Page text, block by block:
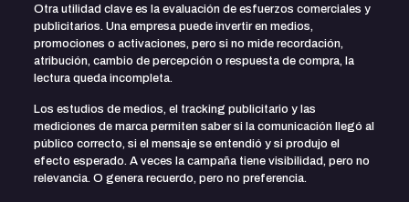
Otra utilidad clave es la evaluación de esfuerzos comerciales y
publicitarios. Una empresa puede invertir en medios,
promociones o activaciones, pero si no mide recordación,
atribución, cambio de percepción o respuesta de compra, la
lectura queda incompleta.
Los estudios de medios, el tracking publicitario y las
mediciones de marca permiten saber si la comunicación llegó al
público correcto, si el mensaje se entendió y si produjo el
efecto esperado. A veces la campaña tiene visibilidad, pero no
relevancia. O genera recuerdo, pero no preferencia.